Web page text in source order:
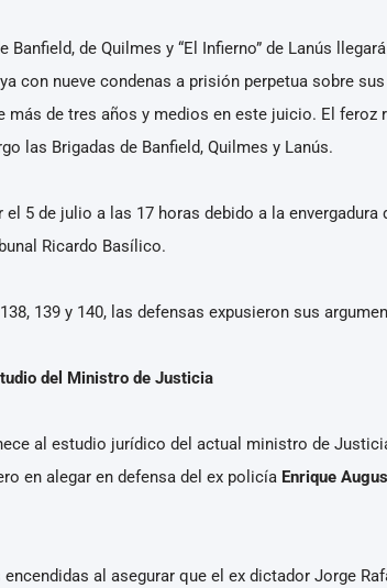
de Quilmes y “El Infierno” de Lanús
con nueve condenas a prisión perpetua sobre
más de tres años y medios en este juicio. El
las Brigadas de Banfield, Quilmes y Lanús.
5 de julio a las 17 horas debido a la
Ricardo Basílico.
139 y 140, las defensas expusieron sus
del Ministro de Justicia
al estudio jurídico del actual ministro de
en alegar en defensa del ex policía Enrique
al asegurar que el ex dictador Jorge